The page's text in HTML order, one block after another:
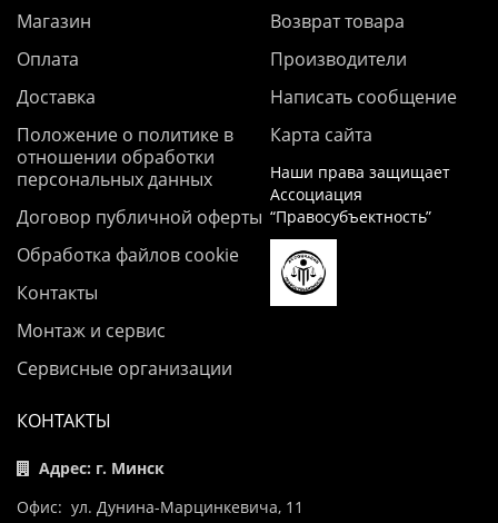
Магазин
Оплата
Доставка
Положение о политике в
отношении обработки
персональных данных
Договор публичной оферты
Обработка файлов cookie
Контакты
Монтаж и сервис
Сервисные организации
Возврат товара
Производители
Написать сообщение
Карта сайта
Наши права защищает
Ассоциация
“Правосубъектность”
КОНТАКТЫ
Адрес: г. Минск
Офис: ул. Дунина-Марцинкевича, 11